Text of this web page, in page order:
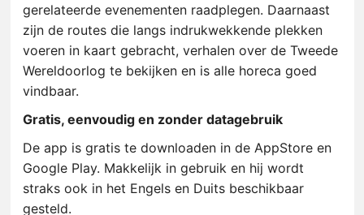
gerelateerde evenementen raadplegen. Daarnaast
zijn de routes die langs indrukwekkende plekken
voeren in kaart gebracht, verhalen over de Tweede
Wereldoorlog te bekijken en is alle horeca goed
vindbaar.
Gratis, eenvoudig en zonder datagebruik
De app is gratis te downloaden in de AppStore en
Google Play. Makkelijk in gebruik en hij wordt
straks ook in het Engels en Duits beschikbaar
gesteld.